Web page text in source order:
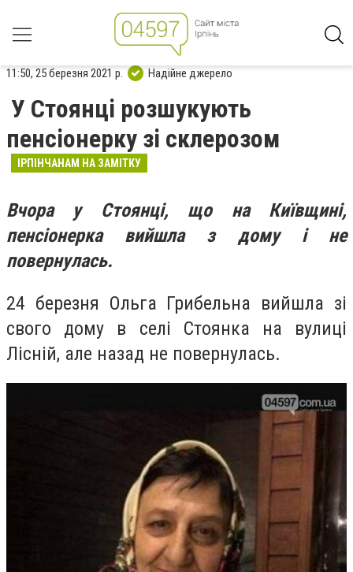
11:50, 25 березня 2021 р. Надійне джерело
У Стоянці розшукують
пенсіонерку зі склерозом
ІРПІНЧАНАМ НА ЗАМІТКУ
Вчора у Стоянці, що на Київщині,
пенсіонерка вийшла з дому і не
повернулась.
24 березня Ольга Грибельна вийшла зі
свого дому в селі Стоянка на вулиці
Лісній, але назад не повернулась.